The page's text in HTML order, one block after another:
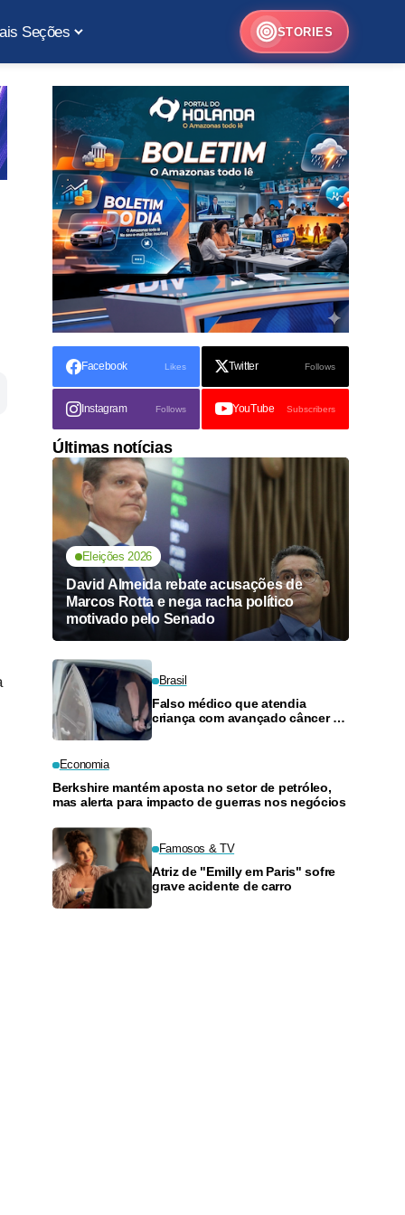
Seções STORIES
Facebook Likes Twitter Follows
Instagram Follows YouTube Subscribers
Últimas notícias
Eleições 2026
David Almeida rebate acusações de
Marcos Rotta e nega racha político
motivado pelo Senado
Brasil
Falso médico que atendia
criança com avançado câncer no
Economia
Berkshire mantém aposta no setor de petróleo,
mas alerta para impacto de guerras nos negócios
Famosos & TV
Atriz de "Emilly em Paris" sofre
grave acidente de carro